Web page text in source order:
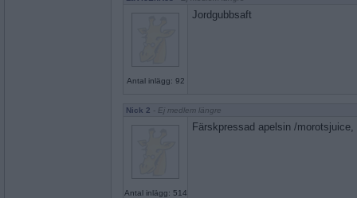
Antal inlägg: 92
Jordgubbsaft
Nick 2 - Ej medlem längre
Antal inlägg: 514
Färskpressad apelsin /